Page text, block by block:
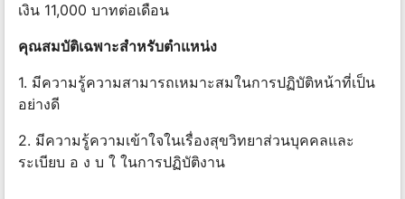
เงิน 11,000 บาทต่อเดือน
คุณสมบัติเฉพาะสําหรับตําแหน่ง
1. มีความรู้ความสามารถเหมาะสมในการปฏิบัติหน้าที่เป็น
อย่างดี
2. มีความรู้ความเข้าใจในเรื่องสุขวิทยาส่วนบุคคลและ
ระเบียบ อ ง บ ใ ในการปฏิบัติงาน